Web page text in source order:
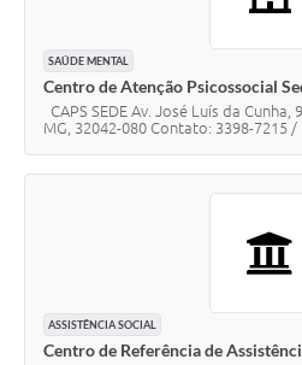
SAÚDE MENTAL
Centro de Atenção Psicossocial
CAPS SEDE Av. José Luís da
MG, 32042-080 Contato: 3398-7215
ASSISTÊNCIA SOCIAL
Centro de Referência de